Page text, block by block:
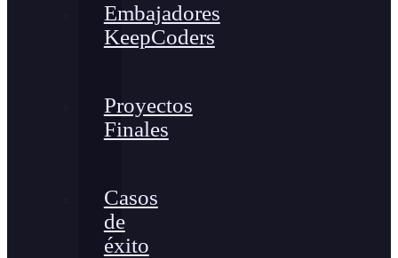
Embajadores
KeepCoders
Proyectos
Finales
Casos
de
éxito